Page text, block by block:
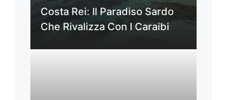
Costa Rei: Il Paradiso Sardo
Che Rivalizza Con I Caraibi